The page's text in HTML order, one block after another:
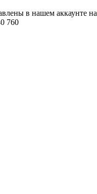
в нашем аккаунте на
760